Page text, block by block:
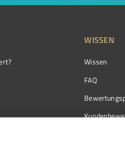
WISSEN
Wissen
FAQ